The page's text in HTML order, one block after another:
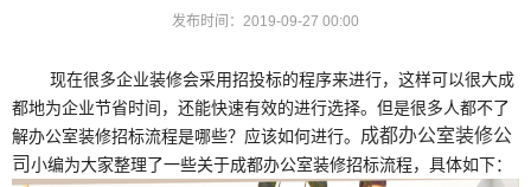
发布时间：2019-09-27 00:00
现在很多企业装修会采用招投标的程序来进行，这样可以很大成
都地为企业节省时间，还能快速有效的进行选择。但是很多人都不了
解办公室装修招标流程是哪些？应该如何进行。 成都办公室装修公
司小编为大家整理了一些关于成都办公室装修招标流程，具体如下：